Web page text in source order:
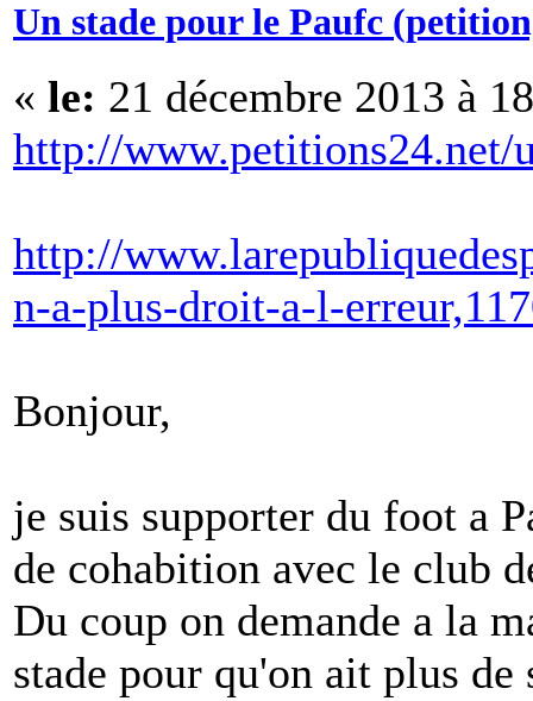
Un stade pour le Paufc
« le: 21 décembre 2013 à
http://www.petitions24.net/
http://
n-a-plus-droit-a-l-
Bonjour,
je suis supporter du foot a
de cohabition avec le club
Du coup on demande a la
stade pour qu'on ait plus